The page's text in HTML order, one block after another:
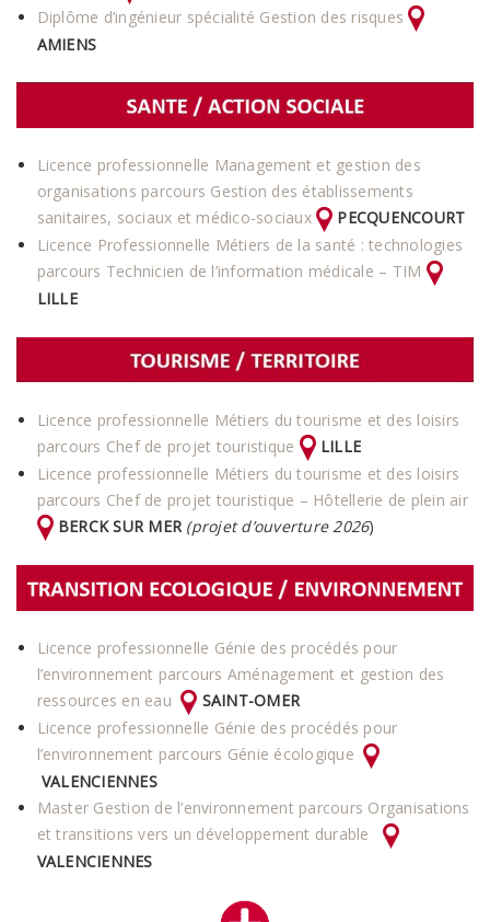
Diplôme d’ingénieur spécialité Gestion des risques
AMIENS
Licence professionnelle Management et gestion des
organisations parcours Gestion des établissements
sanitaires, sociaux et médico-sociaux
PECQUENCOURT
Licence Professionnelle Métiers de la santé : technologies
parcours Technicien de l’information médicale – TIM
LILLE
Licence professionnelle Métiers du tourisme et des loisirs
parcours Chef de projet touristique
LILLE
Licence professionnelle Métiers du tourisme et des loisirs
parcours Chef de projet touristique – Hôtellerie de plein air
BERCK SUR MER (projet d’ouverture 2026)
Licence professionnelle Génie des procédés pour
l’environnement parcours Aménagement et gestion des
ressources en eau
SAINT-OMER
Licence professionnelle Génie des procédés pour
l’environnement parcours Génie écologique
VALENCIENNES
Master Gestion de l’environnement parcours Organisations
et transitions vers un développement durable
VALENCIENNES